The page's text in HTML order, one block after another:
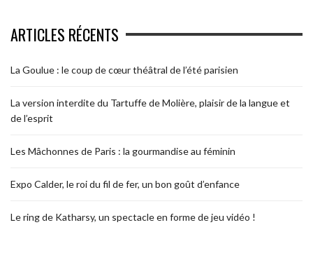
ARTICLES RÉCENTS
La Goulue : le coup de cœur théâtral de l’été parisien
La version interdite du Tartuffe de Molière, plaisir de la langue et
de l’esprit
Les Mâchonnes de Paris : la gourmandise au féminin
Expo Calder, le roi du fil de fer, un bon goût d’enfance
Le ring de Katharsy, un spectacle en forme de jeu vidéo !